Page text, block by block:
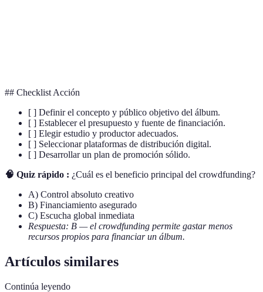
## Checklist Acción
[ ] Definir el concepto y público objetivo del álbum.
[ ] Establecer el presupuesto y fuente de financiación.
[ ] Elegir estudio y productor adecuados.
[ ] Seleccionar plataformas de distribución digital.
[ ] Desarrollar un plan de promoción sólido.
🧠 Quiz rápido : ¿Cuál es el beneficio principal del crowdfunding?
A) Control absoluto creativo
B) Financiamiento asegurado
C) Escucha global inmediata
Respuesta: B — el crowdfunding permite gastar menos
recursos propios para financiar un álbum.
Artículos similares
Continúa leyendo